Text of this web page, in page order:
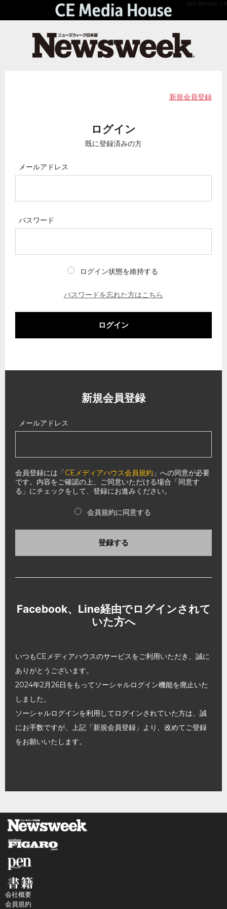
API Version 2.0
新規会員登録
ログイン
既に登録済みの方
メールアドレス
パスワード
ログイン状態を維持する
パスワードを忘れた方はこちら
ログイン
新規会員登録
メールアドレス
会員登録には「CEメディアハウス会員規約 」への同意が必要
です。内容をご確認の上、ご同意いただける場合「同意す
る」にチェックをして、登録にお進みください。
会員規約に同意する
登録する
Facebook、Line経由でログインされて
いた方へ
いつもCEメディアハウスのサービスをご利用いただき、誠に
ありがとうございます。
2024年2月26日をもってソーシャルログイン機能を廃止いた
しました。
ソーシャルログインを利用してログインされていた方は、誠
にお手数ですが、上記「新規会員登録」より、改めてご登録
をお願いいたします。
会社概要
会員規約